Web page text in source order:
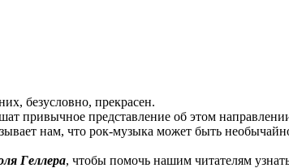
безусловно, прекрасен.
привычное представление об этом
нам, что рок-музыка может быть
Геллера, чтобы помочь нашим читателям